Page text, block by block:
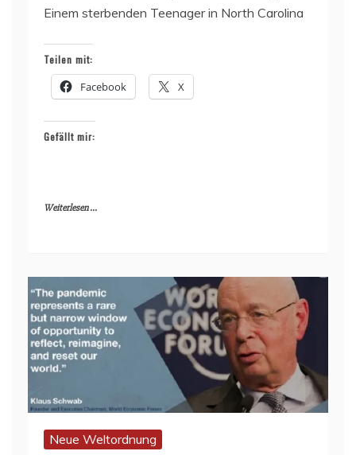
Einem sterbenden Teenager in North Carolina
Teilen mit:
Facebook X
Gefällt mir:
Weiterlesen ...
Neue Weltordnung